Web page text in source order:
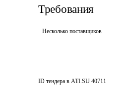
Требования
Несколько поставщиков
ID тендера в ATI.SU 40711